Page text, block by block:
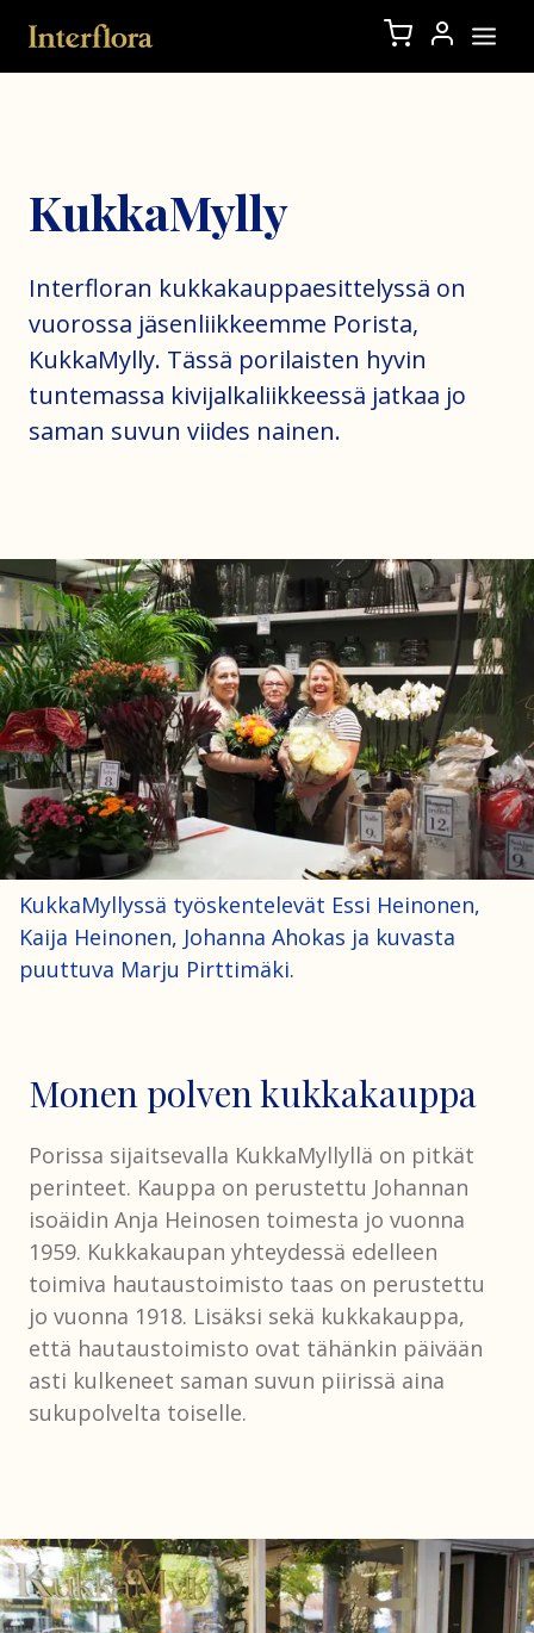
KukkaMylly
Interfloran kukkakauppaesittelyssä on
vuorossa jäsenliikkeemme Porista,
KukkaMylly. Tässä porilaisten hyvin
tuntemassa kivijalkaliikkeessä jatkaa jo
saman suvun viides nainen.
KukkaMyllyssä työskentelevät Essi Heinonen,
Kaija Heinonen, Johanna Ahokas ja kuvasta
puuttuva Marju Pirttimäki.
Monen polven kukkakauppa
Porissa sijaitsevalla KukkaMyllyllä on pitkät
perinteet. Kauppa on perustettu Johannan
isoäidin Anja Heinosen toimesta jo vuonna
1959. Kukkakaupan yhteydessä edelleen
toimiva hautaustoimisto taas on perustettu
jo vuonna 1918. Lisäksi sekä kukkakauppa,
että hautaustoimisto ovat tähänkin päivään
asti kulkeneet saman suvun piirissä aina
sukupolvelta toiselle.